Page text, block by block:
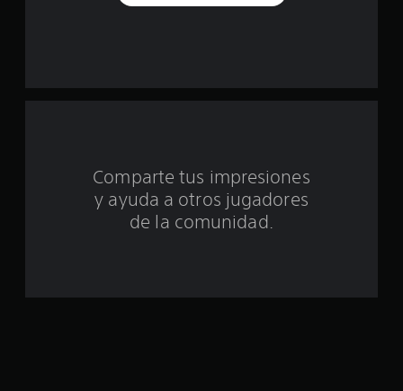
u
Comparte tus impresiones
y ayuda a otros jugadores
de la comunidad.